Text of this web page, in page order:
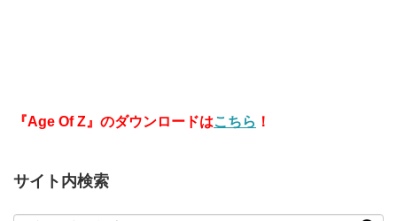
『Age Of Z』のダウンロードはこちら ！
サイト内検索